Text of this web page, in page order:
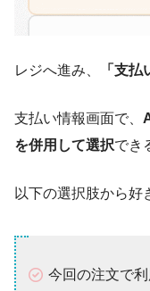
レジへ進み、 「支払
支払い情報画面で、
を併用して選択でき
以下の選択肢から好
今回の注文で